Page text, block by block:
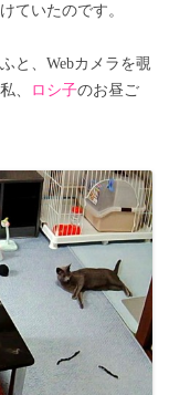
ていたのです。
と、Webカメラを覗
、 ロシ子のお昼ご